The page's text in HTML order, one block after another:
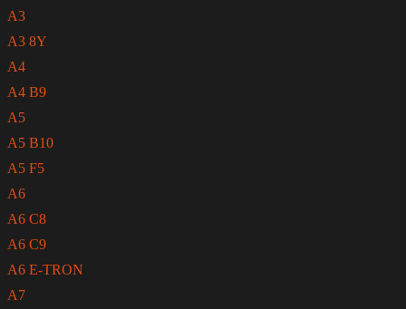
A3
A3 8Y
A4
A4 B9
A5
A5 B10
A5 F5
A6
A6 C8
A6 C9
A6 E-TRON
A7